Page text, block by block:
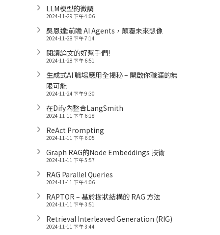
LLM模型的微調
2024-11-29 下午 4:06
吳恩達:前瞻 AI Agents，顛覆未來想像
2024-11-28 下午 7:14
閱讀論文的好幫手們!
2024-11-28 下午 6:51
生成式AI 職場應用全揭秘 – 開啟你職涯的無
限可能
2024-11-24 下午 9:30
在Dify內整合LangSmith
2024-11-11 下午 6:18
ReAct Prompting
2024-11-11 下午 6:05
Graph RAG的Node Embeddings 技術
2024-11-11 下午 5:57
RAG Parallel Queries
2024-11-11 下午 4:06
RAPTOR – 基於樹狀結構的 RAG 方法
2024-11-11 下午 3:51
Retrieval Interleaved Generation (RIG)
2024-11-11 下午 3:44